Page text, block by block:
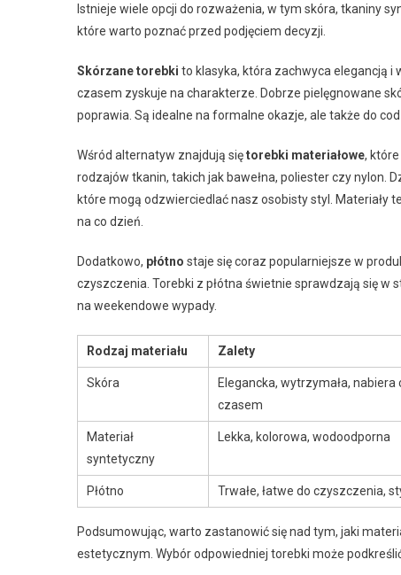
Istnieje wiele opcji do rozważenia, w tym skóra, tkaniny
które warto poznać przed podjęciem decyzji.
Skórzane torebki to klasyka, która zachwyca elegancją i
czasem zyskuje na charakterze. Dobrze pielęgnowane
poprawia. Są idealne na formalne okazje, ale także do
Wśród alternatyw znajdują siętorebki materiałowe,
rodzajów tkanin, takich jak bawełna, poliester czy nylon.
które mogą odzwierciedlać nasz osobisty styl. Materiały
na co dzień.
Dodatkowo, płótno staje się coraz popularniejsze w
czyszczenia. Torebki z płótna świetnie sprawdzają się w
na weekendowe wypady.
Rodzaj materiału Zalety
Skóra
Elegancka, wytrzymała, nabiera
czasem
Materiał
syntetyczny
Lekka, kolorowa, wodoodporna
Płótno Trwałe, łatwe do czyszczenia,
Podsumowując, warto zastanowić się nad tym, jaki
estetycznym. Wybór odpowiedniej torebki może